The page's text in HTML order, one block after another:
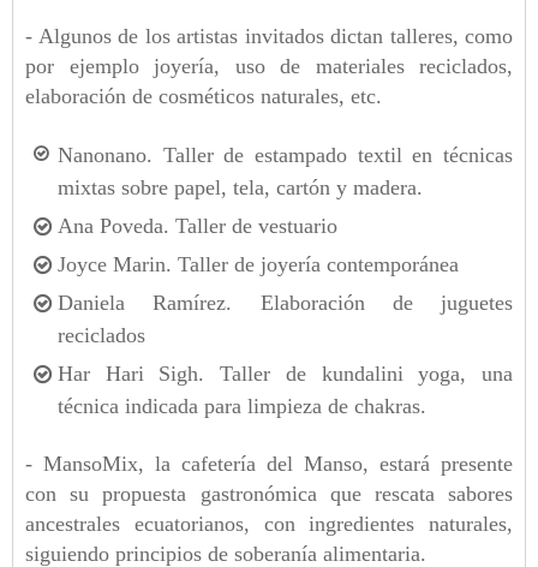
- Algunos de los artistas invitados dictan talleres, como
por ejemplo joyería, uso de materiales reciclados,
elaboración de cosméticos naturales, etc.
Nanonano. Taller de estampado textil en técnicas
mixtas sobre papel, tela, cartón y madera.
Ana Poveda. Taller de vestuario
Joyce Marin. Taller de joyería contemporánea
Daniela Ramírez. Elaboración de juguetes
reciclados
Har Hari Sigh. Taller de kundalini yoga, una
técnica indicada para limpieza de chakras.
- MansoMix, la cafetería del Manso, estará presente
con su propuesta gastronómica que rescata sabores
ancestrales ecuatorianos, con ingredientes naturales,
siguiendo principios de soberanía alimentaria.